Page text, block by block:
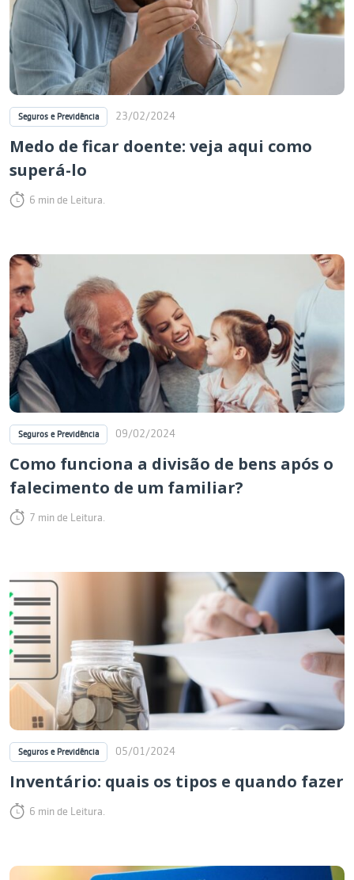
Seguros e Previdência 23/02/2024
Medo de ficar doente: veja aqui como
superá-lo
6 min de Leitura.
Seguros e Previdência 09/02/2024
Como funciona a divisão de bens após o
falecimento de um familiar?
7 min de Leitura.
Seguros e Previdência 05/01/2024
Inventário: quais os tipos e quando fazer
6 min de Leitura.